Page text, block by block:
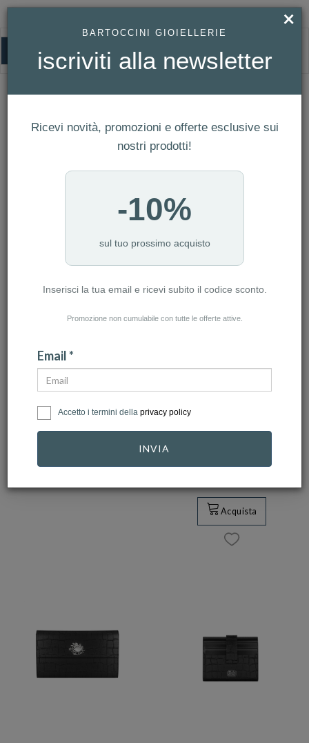
ACCESSORI
NUMERO ARTICOLI:120
BARTOCCINI
Gift Card, Carta
Regalo con invio
GIOVANNI RASPINI
Giovanni Raspini -
Pochette Jungle in
Acquista
×
BARTOCCINI GIOIELLERIE
iscriviti alla newsletter
Ricevi novità, promozioni e offerte esclusive sui
nostri prodotti!
-10%
sul tuo prossimo acquisto
Inserisci la tua email e ricevi subito il codice sconto.
Promozione non cumulabile con tutte le offerte attive.
Email *
Accetto i termini della privacy policy
INVIA